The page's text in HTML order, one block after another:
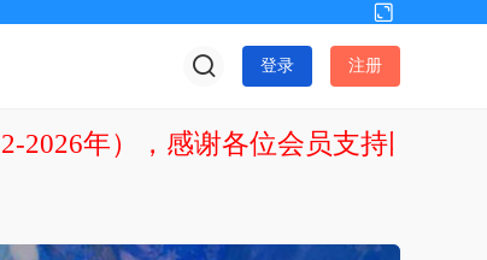
换
到
版
登录 注册
2026年），感谢各位会员支持网站发